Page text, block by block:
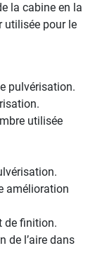
la cabine en la
utilisée pour le
pulvérisation.
utilisée
amélioration
de finition.
de l’aire dans